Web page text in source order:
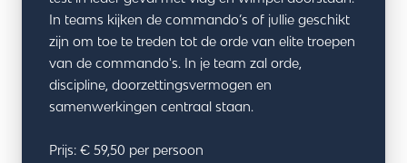
In teams kijken de commando’s of jullie geschikt
zijn om toe te treden tot de orde van elite troepen
van de commando's. In je team zal orde,
discipline, doorzettingsvermogen en
samenwerkingen centraal staan.
Prijs: € 59,50 per persoon